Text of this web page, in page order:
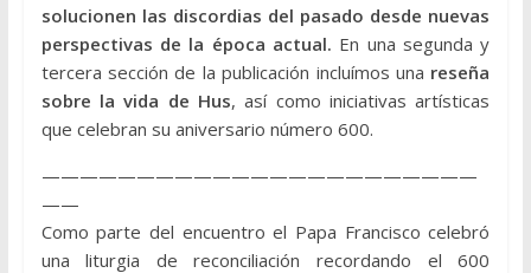
solucionen las discordias del pasado desde nuevas
perspectivas de la época actual. En una segunda y
tercera sección de la publicación incluímos una reseña
sobre la vida de Hus, así como iniciativas artísticas
que celebran su aniversario número 600.
———————————————————————
——
Como parte del encuentro el Papa Francisco celebró
una liturgia de reconciliación recordando el 600